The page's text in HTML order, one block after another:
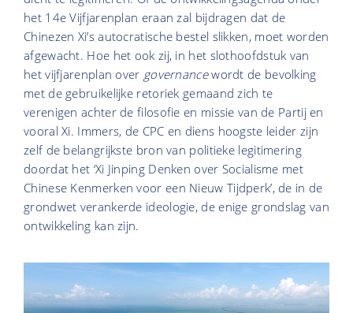
het 14e Vijfjarenplan eraan zal bijdragen dat de
Chinezen Xi’s autocratische bestel slikken, moet worden
afgewacht. Hoe het ook zij, in het slothoofdstuk van
het vijfjarenplan over governancewordt de bevolking
met de gebruikelijke retoriek gemaand zich te
verenigen achter de filosofie en missie van de Partij en
vooral Xi. Immers, de CPC en diens hoogste leider zijn
zelf de belangrijkste bron van politieke legitimering
doordat het ‘Xi Jinping Denken over Socialisme met
Chinese Kenmerken voor een Nieuw Tijdperk’, de in de
grondwet verankerde ideologie, de enige grondslag van
ontwikkeling kan zijn.